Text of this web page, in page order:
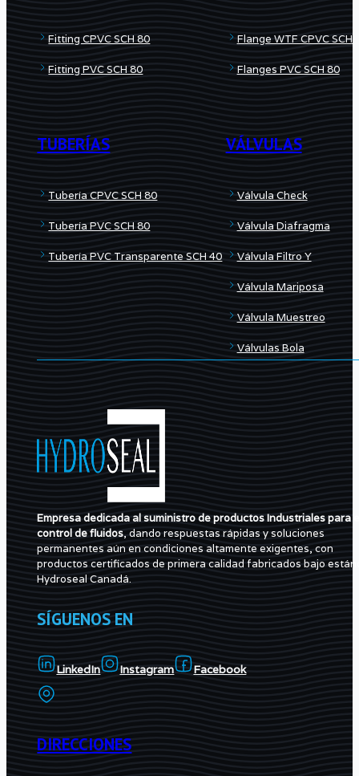
Fitting CPVC SCH 80
Fitting PVC SCH 80
Flange WTF CPVC SCH
Flanges PVC SCH 80
TUBERÍAS
Tubería CPVC SCH 80
Tubería PVC SCH 80
Tubería PVC Transparente SCH 40
VÁLVULAS
Válvula Check
Válvula Diafragma
Válvula Filtro Y
Válvula Mariposa
Válvula Muestreo
Válvulas Bola
Empresa dedicada al suministro de productos Industriales para
control de fluidos, dando respuestas rápidas y soluciones
permanentes aún en condiciones altamente exigentes, con
productos certificados de primera calidad fabricados bajo
Hydroseal Canadá.
SÍGUENOS EN
LinkedIn Instagram Facebook
DIRECCIONES